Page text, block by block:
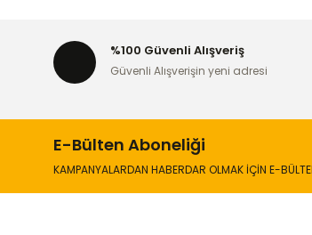
%100 Güvenli Alışveriş
Güvenli Alışverişin yeni adresi
E-Bülten Aboneliği
KAMPANYALARDAN HABERDAR OLMAK İÇİN E-